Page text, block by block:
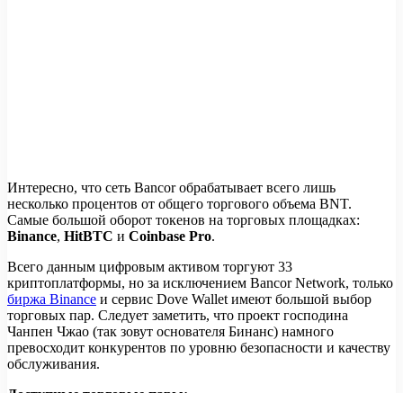
Интересно, что сеть Bancor обрабатывает всего лишь
несколько процентов от общего торгового объема BNT.
Самые большой оборот токенов на торговых площадках:
Binance, HitBTC и Coinbase Pro.
Всего данным цифровым активом торгуют 33
криптоплатформы, но за исключением Bancor Network, только
биржа Binance и сервис Dove Wallet имеют большой выбор
торговых пар. Следует заметить, что проект господина
Чанпен Чжао (так зовут основателя Бинанс) намного
превосходит конкурентов по уровню безопасности и качеству
обслуживания.